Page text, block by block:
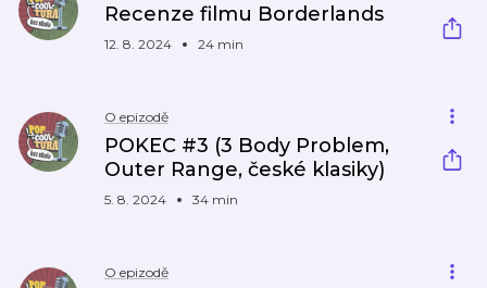
Recenze filmu Borderlands
12. 8. 2024 24 min
O epizodě
POKEC #3 (3 Body Problem,
Outer Range, české klasiky)
5. 8. 2024 34 min
O epizodě